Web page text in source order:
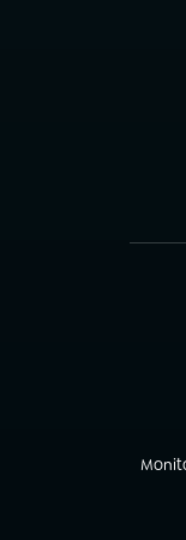
(abre